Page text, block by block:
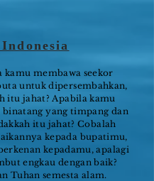
kamu membawa seekor
untuk dipersembahkan,
itu jahat? Apabila kamu
binatang yang timpang dan
itu jahat? Cobalah
kepada bupatimu,
kepadamu, apalagi
engkau dengan baik?
Tuhan semesta alam.